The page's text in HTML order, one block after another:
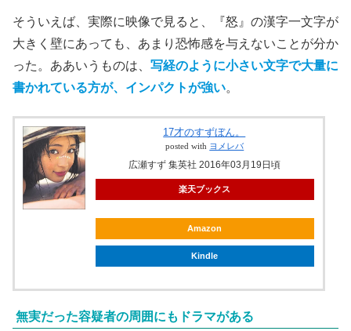
そういえば、実際に映像で見ると、『怒』の漢字一文字が
大きく壁にあっても、あまり恐怖感を与えないことが分か
った。ああいうものは、 写経のように小さい文字で大量に
書かれている方が、インパクトが強い。
17才のすずぼん。
posted with ヨメレバ
広瀬すず 集英社 2016年03月19日頃
楽天ブックス
Amazon
Kindle
無実だった容疑者の周囲にもドラマがある